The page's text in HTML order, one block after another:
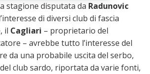
stagione disputata da Radunovic
di diversi club di fascia
il Cagliari – proprietario del
– avrebbe tutto l’interesse del
da una probabile uscita del serbo,
club sardo, riportata da varie fonti,